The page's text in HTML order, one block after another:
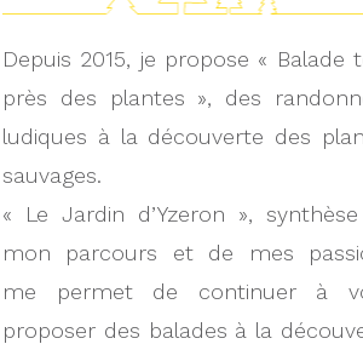
Depuis 2015, je propose « Balade
près des plantes », des
ludiques à la découverte des
sauvages.
« Le Jardin d’Yzeron »,
mon parcours et de mes
me permet de continuer à
proposer des balades à la